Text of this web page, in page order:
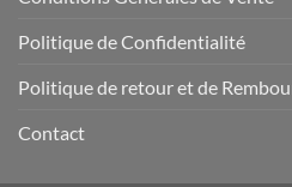
Politique de Confidentialité
Politique de retour et de
Contact